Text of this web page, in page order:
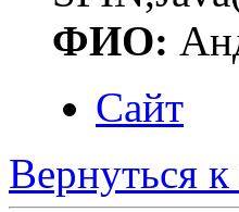
ФИО:
Сайт
Вернуться к